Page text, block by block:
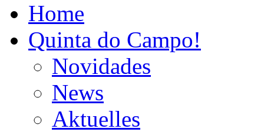
Home
Quinta do Campo!
Novidades
News
Aktuelles